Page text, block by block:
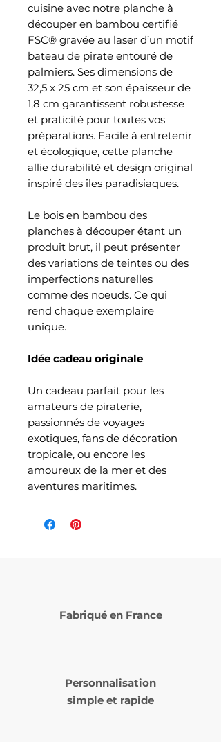
cuisine avec notre planche à
découper en bambou certifié
FSC® gravée au laser d’un motif
bateau de pirate entouré de
palmiers. Ses dimensions de
32,5 x 25 cm et son épaisseur de
1,8 cm garantissent robustesse
et praticité pour toutes vos
préparations. Facile à entretenir
et écologique, cette planche
allie durabilité et design original
inspiré des îles paradisiaques.
Le bois en bambou des
planches à découper étant un
produit brut, il peut présenter
des variations de teintes ou des
imperfections naturelles
comme des noeuds. Ce qui
rend chaque exemplaire
unique.
Idée cadeau originale
Un cadeau parfait pour les
amateurs de piraterie,
passionnés de voyages
exotiques, fans de décoration
tropicale, ou encore les
amoureux de la mer et des
aventures maritimes.
Fabriqué en France
Personnalisation
simple et rapide